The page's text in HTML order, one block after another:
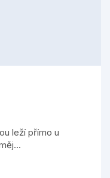
leží přímo u